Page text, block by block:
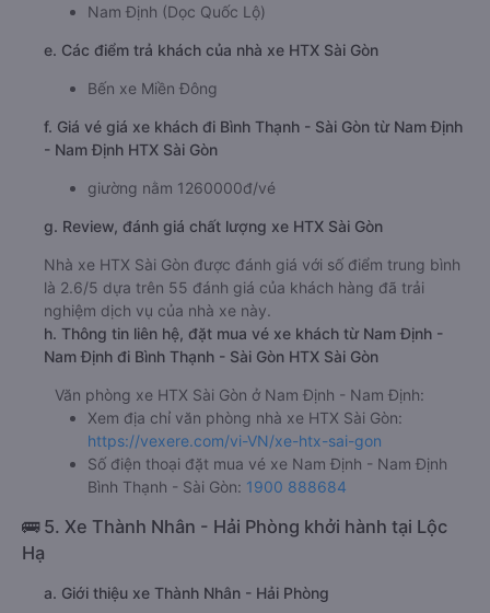
Nam Định (Dọc Quốc Lộ)
e. Các điểm trả khách của nhà xe HTX Sài Gòn
Bến xe Miền Đông
f. Giá vé giá xe khách đi Bình Thạnh - Sài Gòn từ Nam Định
- Nam Định HTX Sài Gòn
giường nằm 1260000đ/vé
g. Review, đánh giá chất lượng xe HTX Sài Gòn
Nhà xe HTX Sài Gòn được đánh giá với số điểm trung bình
là 2.6/5 dựa trên 55 đánh giá của khách hàng đã trải
nghiệm dịch vụ của nhà xe này.
h. Thông tin liên hệ, đặt mua vé xe khách từ Nam Định -
Nam Định đi Bình Thạnh - Sài Gòn HTX Sài Gòn
Văn phòng xe HTX Sài Gòn ở Nam Định - Nam Định:
Xem địa chỉ văn phòng nhà xe HTX Sài Gòn:
https://vexere.com/vi-VN/xe-htx-sai-gon
Số điện thoại đặt mua vé xe Nam Định - Nam Định
Bình Thạnh - Sài Gòn: 1900 888684
🚌 5. Xe Thành Nhân - Hải Phòng khởi hành tại Lộc
Hạ
a. Giới thiệu xe Thành Nhân - Hải Phòng